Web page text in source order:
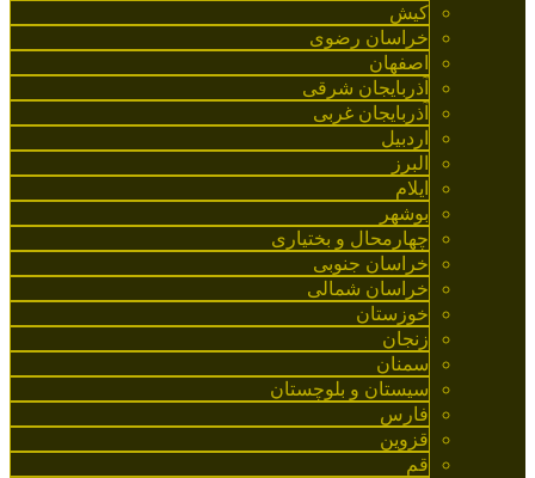
کیش
خراسان رضوی
اصفهان
آذربایجان شرقی
آذربایجان غربی
اردبیل
البرز
ایلام
بوشهر
چهارمحال و بختیاری
خراسان جنوبی
خراسان شمالی
خوزستان
زنجان
سمنان
سیستان و بلوچستان
فارس
قزوین
قم